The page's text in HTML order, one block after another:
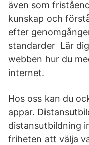
även som
kunskap och
efter
standarder Lär
webben hur du
internet.
Hos oss kan du
appar.
distansutbildning
friheten att välja